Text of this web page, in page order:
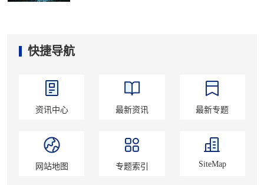
快捷导航
资讯中心 最新资讯 最新专题
网站地图 专题索引 SiteMap